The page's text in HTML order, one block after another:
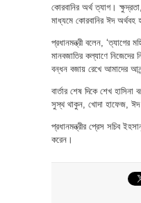
কোরবানির অর্থ ত্যাগ।
মাধ্যমে কোরবানির ঈদ অর্থবহ
প্রধানমন্ত্রী বলেন, ‘ত্যাগের
মানবজাতির কল্যাণে
বন্ধন বজায় রেখে আমাদের
বার্তার শেষ দিকে শেখ
সুস্থ থাকুন, খোদা হাফেজ, ঈদ
প্রধানমন্ত্রীর প্রেস সচিব
করেন।